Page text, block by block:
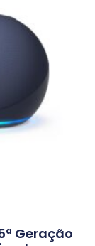
Geração